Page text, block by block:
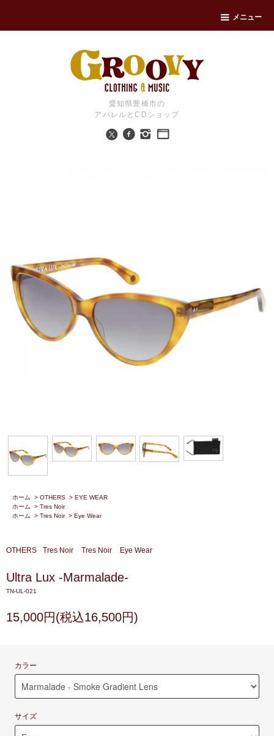
メニュー
愛知県豊橋市の
アパレルとCDショップ
ホーム > OTHERS > EYE WEAR
ホーム
> Tres Noir
ホーム
> Tres Noir > Eye Wear
OTHERS Tres Noir Tres Noir Eye Wear
Ultra Lux -Marmalade-
TN-UL-021
15,000円(税込16,500円)
カラー
サイズ